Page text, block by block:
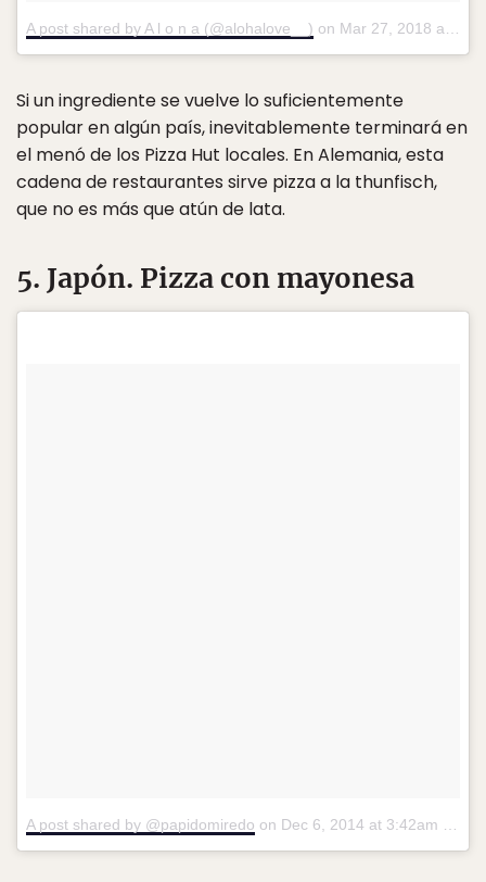
A post shared by A l o n a (@alohalove__) on Mar 27, 2018 at 11:42am PDT
Si un ingrediente se vuelve lo suficientemente
popular en algún país, inevitablemente terminará en
el menó de los Pizza Hut locales. En Alemania, esta
cadena de restaurantes sirve pizza a la thunfisch,
que no es más que atún de lata.
5. Japón. Pizza con mayonesa
A post shared by @papidomiredo on Dec 6, 2014 at 3:42am PST